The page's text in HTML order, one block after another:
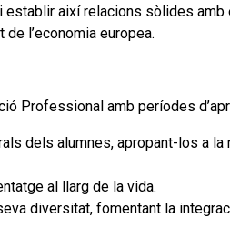
així relacions sòlides
l’economia europea.
Professional amb períodes
dels alumnes, apropant-los a
al llarg de la vida.
diversitat, fomentant la